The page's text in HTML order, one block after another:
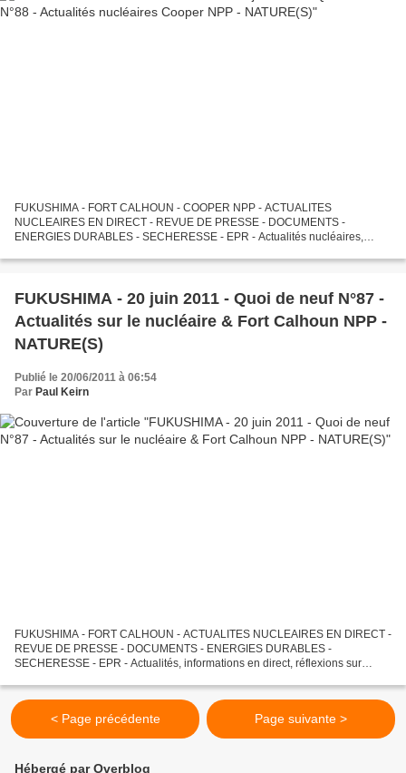
FUKUSHIMA - FORT CALHOUN - COOPER NPP - ACTUALITES
NUCLEAIRES EN DIRECT - REVUE DE PRESSE - DOCUMENTS -
ENERGIES DURABLES - SECHERESSE - EPR - Actualités nucléaires,
Cooper et sur l'"après-Fukushima",...
FUKUSHIMA - 20 juin 2011 - Quoi de neuf N°87 -
Actualités sur le nucléaire & Fort Calhoun NPP -
NATURE(S)
Publié le 20/06/2011 à 06:54
Par Paul Keirn
FUKUSHIMA - FORT CALHOUN - ACTUALITES NUCLEAIRES EN DIRECT -
REVUE DE PRESSE - DOCUMENTS - ENERGIES DURABLES -
SECHERESSE - EPR - Actualités, informations en direct, réflexions sur
< Page précédente Page suivante >
Hébergé par Overblog